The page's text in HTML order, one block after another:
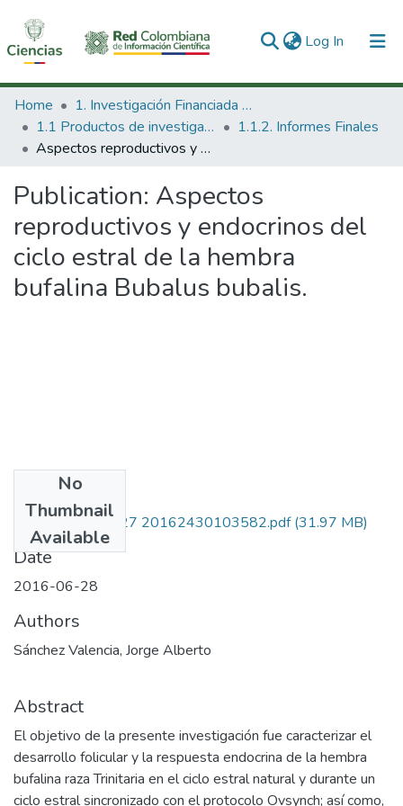
Log In (current)
Communities & Collections
All of DSpace
Home
1. Investigación Financiada con Recursos Públicos
1.1 Productos de investigación
1.1.2. Informes Finales
Aspectos reproductivos y endocrinos del ciclo estral de la hembra bufalina Bubalus bubalis.
Publication: Aspectos
reproductivos y endocrinos del
ciclo estral de la hembra
bufalina Bubalus bubalis.
No
Thumbnail
Available
112752128327 20162430103582.pdf(31.97 MB)
Date
2016-06-28
Authors
Sánchez Valencia, Jorge Alberto
Abstract
El objetivo de la presente investigación fue caracterizar el
desarrollo folicular y la respuesta endocrina de la hembra
bufalina raza Trinitaria en el ciclo estral natural y durante un
ciclo estral sincronizado con el protocolo Ovsynch; así como,